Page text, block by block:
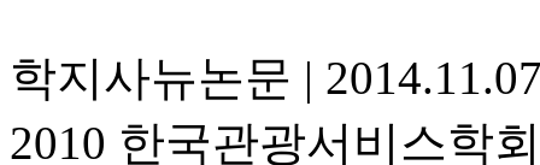
학지사뉴논문 |
2010 한국관광서비스학